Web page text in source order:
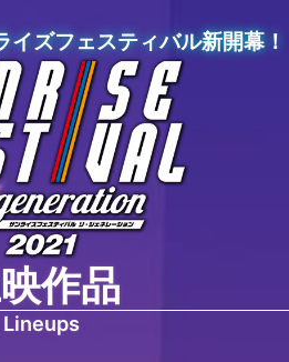
イズフェスティバル新開幕！
作品
Lineups